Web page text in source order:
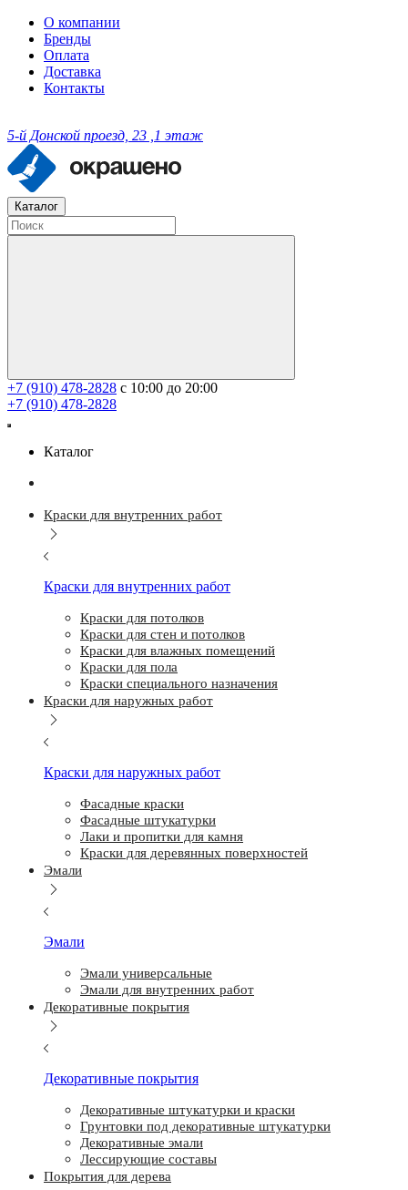
О компании
Бренды
Оплата
Доставка
Контакты
5-й Донской проезд, 23 ,1 этаж
Каталог
+7 (910) 478-2828 с 10:00 до 20:00
+7 (910) 478-2828
Каталог
Краски для внутренних работ
Краски для внутренних работ
Краски для потолков
Краски для стен и потолков
Краски для влажных помещений
Краски для пола
Краски специального назначения
Краски для наружных работ
Краски для наружных работ
Фасадные краски
Фасадные штукатурки
Лаки и пропитки для камня
Краски для деревянных поверхностей
Эмали
Эмали
Эмали универсальные
Эмали для внутренних работ
Декоративные покрытия
Декоративные покрытия
Декоративные штукатурки и краски
Грунтовки под декоративные штукатурки
Декоративные эмали
Лессирующие составы
Покрытия для дерева